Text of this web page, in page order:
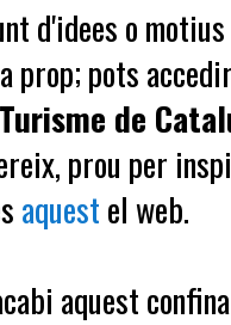
d'idees o
prop; pots
Turisme de
prou per
aquestel web.
aquest